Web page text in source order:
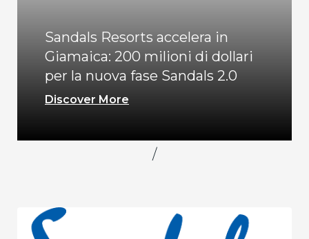
Sandals Resorts accelera in
Giamaica: 200 milioni di dollari
per la nuova fase Sandals 2.0
Discover More
/